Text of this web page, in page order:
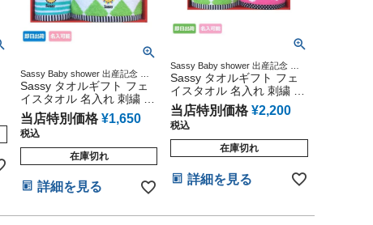
Sassy Baby shower 出産記念 出
産グッズ マタニティ 妊婦ママ 御
出産祝い 妊娠祝い 誕生日祝い ハ
ーフバースデー
Sassy タオルギフト フェ
イスタオル 名入れ 刺繍 出
産祝い 男の子 女の子 プレ
ゼント サッシー ギフトセ
ット インスタ
当店特別価格 ¥1,650
税込
在庫切れ
詳細を見る
Sassy Baby shower 出産記念 出
産グッズ マタニティ 妊婦ママ 御
出産祝い 妊娠祝い 誕生日祝い ハ
ーフバースデー
Sassy タオルギフト フェ
イスタオル 名入れ 刺繍 出
産祝い 男の子 女の子 プレ
ゼント サッシー ギフトセ
ット インスタ
当店特別価格 ¥2,200
税込
在庫切れ
詳細を見る